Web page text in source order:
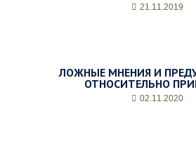
21.11.2019
ЛОЖНЫЕ МНЕНИЯ И
ОТНОСИТЕЛЬНО
02.11.2020